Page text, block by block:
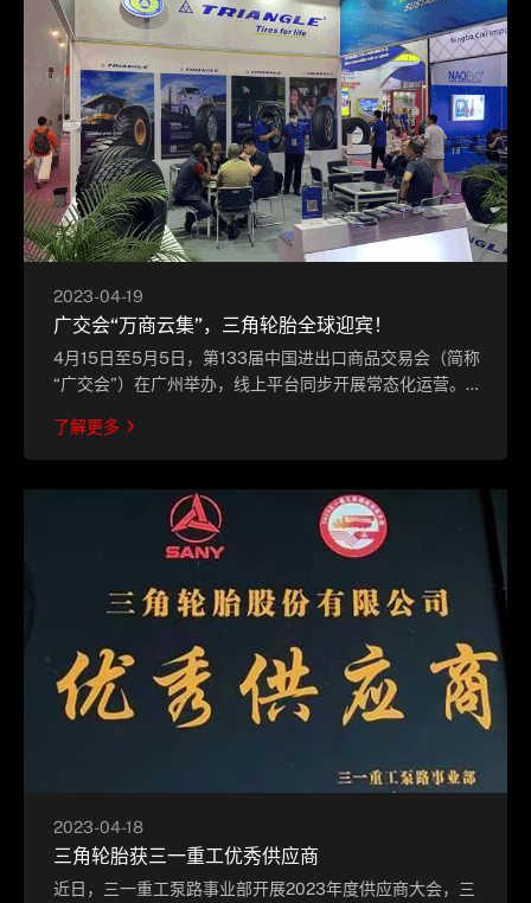
2023-04-19
广交会“万商云集”，三角轮胎全球迎宾！
4月15日至5月5日，第133届中国进出口商品交易会（简称
“广交会”）在广州举办，线上平台同步开展常态化运营。展
品质和专业服务。
了解更多
2023-04-18
三角轮胎获三一重工优秀供应商
近日，三一重工泵路事业部开展2023年度供应商大会，三